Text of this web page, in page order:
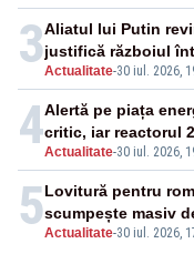
3Actualitate-30 iul. 2026,
Aliatul lui Putin
justifică războiul
4Actualitate-30 iul. 2026,
Alertă pe piața
critic, iar reactorul
5Actualitate-30 iul. 2026,
Lovitură pentru
scumpește masiv